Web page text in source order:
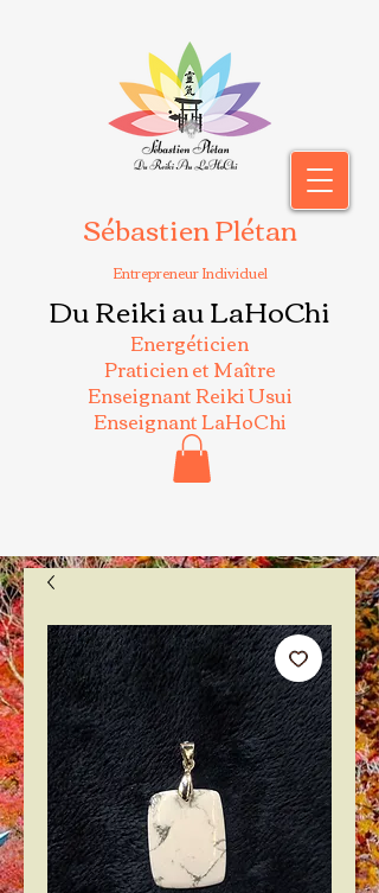
Sébastien Plétan
Entrepreneur Individuel
Du Reiki au LaHoChi
Energéticien
Praticien et Maître
Enseignant Reiki Usui
Enseignant LaHoChi